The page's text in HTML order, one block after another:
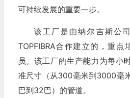
可持续发展的重要一步。
该工厂是由纳尔吉斯公
TOPFIBRA合作建立的，重点
员。该工厂的生产能力为每小
准尺寸（从300毫米到3000毫
巴到32巴）的管道。